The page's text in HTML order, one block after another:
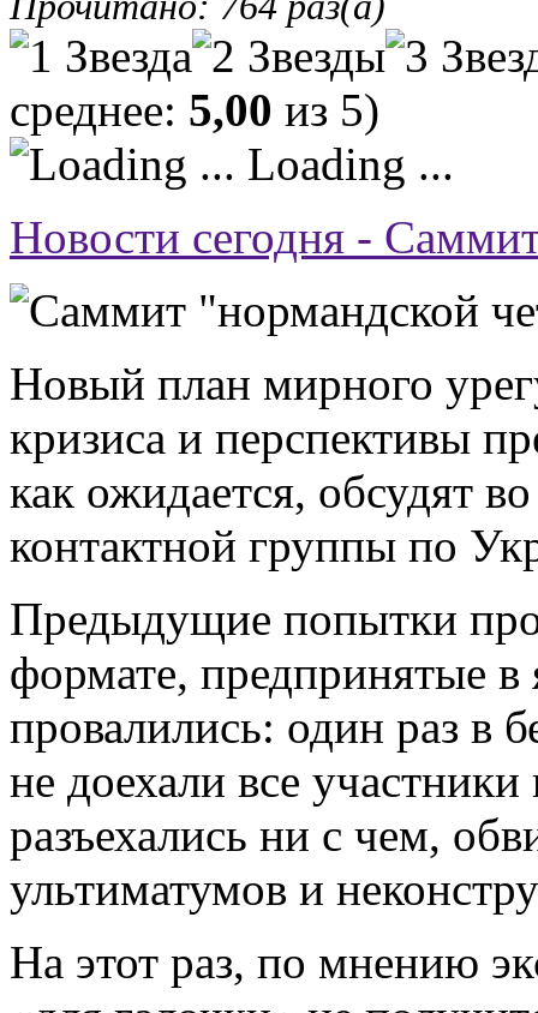
среднее: 5,00 из 5)
Loading ...
Новости сегодня -
Новый план мирного
кризиса и перспективы
как ожидается, обсудят
контактной группы по
Предыдущие попытки
формате, предпринятые в
провалились: один раз в
не доехали все
разъехались ни с чем,
ультиматумов и
На этот раз, по мнению